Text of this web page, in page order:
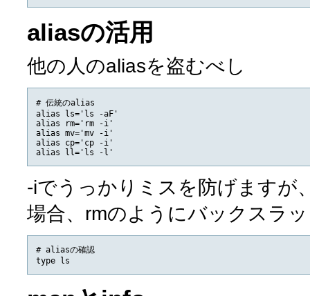
aliasの活用
他の人のaliasを盗むべし
# 伝統のalias
alias ls='ls -aF'
alias rm='rm -i'
alias mv='mv -i'
alias cp='cp -i'
-iでうっかりミスを防げますが
場合、rmのようにバックスラ
# aliasの確認